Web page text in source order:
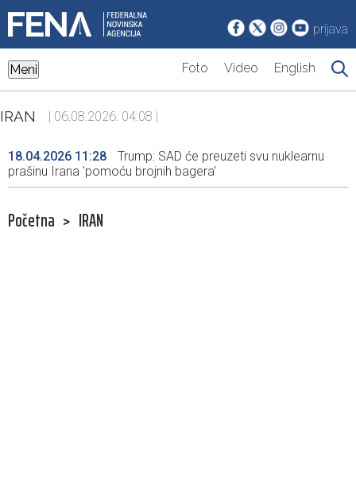
prijava
Meni Foto Video English
IRAN | 06.08.2026. 04:08 |
18.04.2026 11:28
Trump: SAD će preuzeti svu nuklearnu
prašinu Irana 'pomoću brojnih bagera'
Početna > IRAN